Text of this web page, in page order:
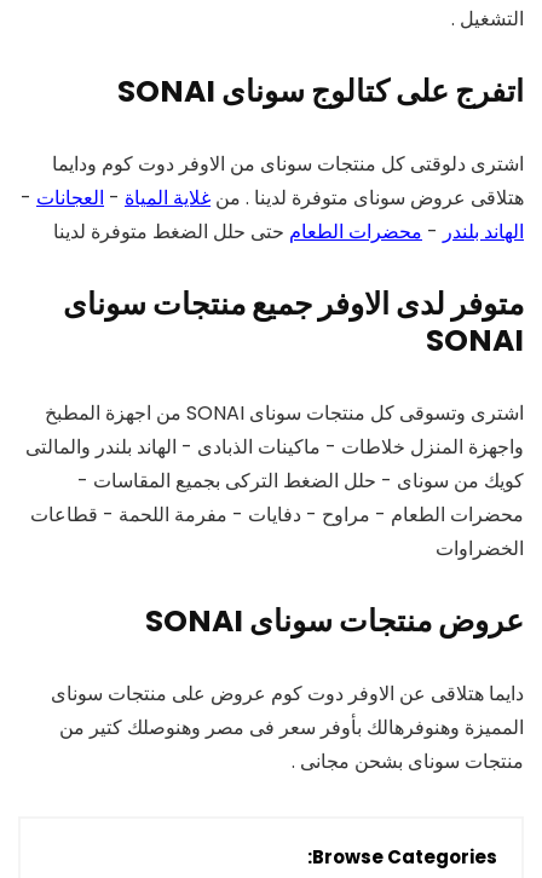
التشغيل .
اتفرج على كتالوج سوناى SONAI
اشترى دلوقتى كل منتجات سوناى من الاوفر دوت كوم ودايما
هتلاقى عروض سوناى متوفرة لدينا . من غلاية المياة - العجانات -
الهاند بلندر - محضرات الطعام حتى حلل الضغط متوفرة لدينا
متوفر لدى الاوفر جميع منتجات سوناى
SONAI
اشترى وتسوقى كل منتجات سوناى SONAI من اجهزة المطبخ
واجهزة المنزل خلاطات - ماكينات الذبادى - الهاند بلندر والمالتى
كويك من سوناى - حلل الضغط التركى بجميع المقاسات -
محضرات الطعام - مراوح - دفايات - مفرمة اللحمة - قطاعات
الخضراوات
عروض منتجات سوناى SONAI
دايما هتلاقى عن الاوفر دوت كوم عروض على منتجات سوناى
المميزة وهنوفرهالك بأوفر سعر فى مصر وهنوصلك كتير من
منتجات سوناى بشحن مجانى .
Browse Categories: